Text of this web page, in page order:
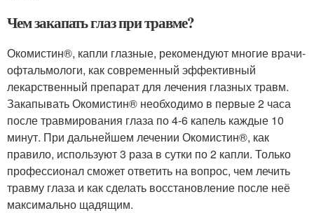
Чем закапать глаз при травме?
Окомистин®, капли глазные, рекомендуют многие врачи-
офтальмологи, как современный эффективный
лекарственный препарат для лечения глазных травм.
Закапывать Окомистин® необходимо в первые 2 часа
после травмирования глаза по 4-6 капель каждые 10
минут. При дальнейшем лечении Окомистин®, как
правило, используют 3 раза в сутки по 2 капли. Только
профессионал сможет ответить на вопрос, чем лечить
травму глаза и как сделать восстановление после неё
максимально щадящим.